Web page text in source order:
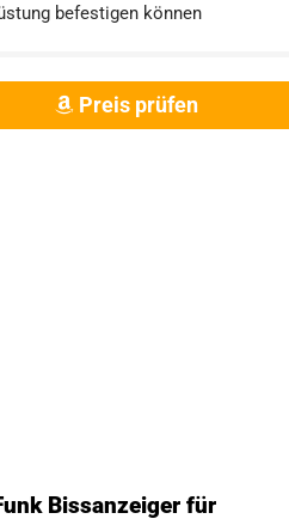
befestigen können
Preis prüfen
Bissanzeiger für